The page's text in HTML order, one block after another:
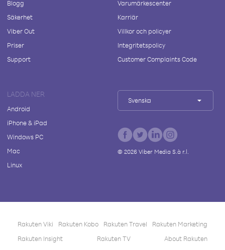
Blogg
Säkerhet
Viber Out
Priser
Support
Varumärkescenter
Karriär
Villkor och policyer
Integritetspolicy
Customer Complaints Code
LADDA NER
Android
iPhone & iPad
Windows PC
Mac
Linux
Svenska
© 2026Viber Media S.à r.l.
Rakuten Viki Rakuten Kobo Rakuten Travel
Rakuten Marketing
Rakuten Insight
Rakuten TV About Rakuten